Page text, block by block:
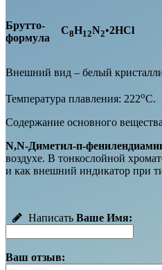
Брутто-
формула
C8H12N2•2HCl
Внешний вид – белый
Температура плавления: 222оС.
Содержание основного
N,N-Диметил-п-
воздухе. В тонкослойной
и как внешний индикатор при
Написать Ваше Имя:
Ваш отзыв: